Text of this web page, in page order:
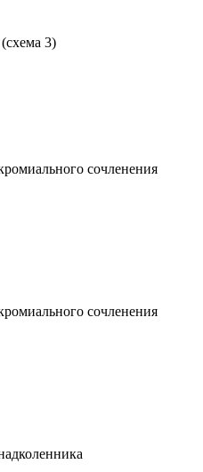
3)
сочленения
сочленения